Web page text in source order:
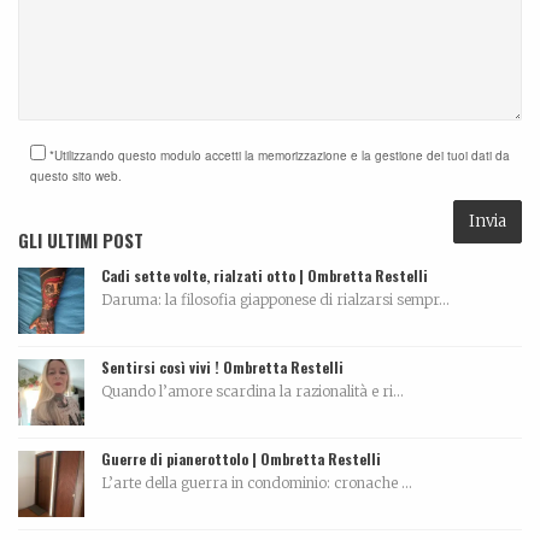
*Utilizzando questo modulo accetti la memorizzazione e la gestione dei tuoi dati da
questo sito web.
GLI ULTIMI POST
Cadi sette volte, rialzati otto | Ombretta Restelli
Daruma: la filosofia giapponese di rialzarsi sempr...
Sentirsi così vivi ! Ombretta Restelli
Quando l’amore scardina la razionalità e ri...
Guerre di pianerottolo | Ombretta Restelli
L’arte della guerra in condominio: cronache ...